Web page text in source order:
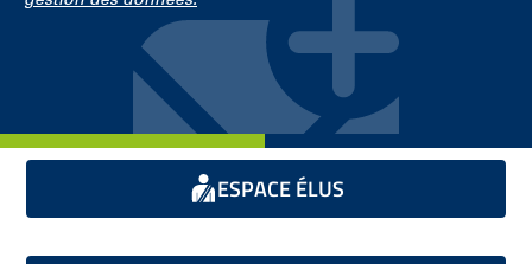
ESPACE ÉLUS